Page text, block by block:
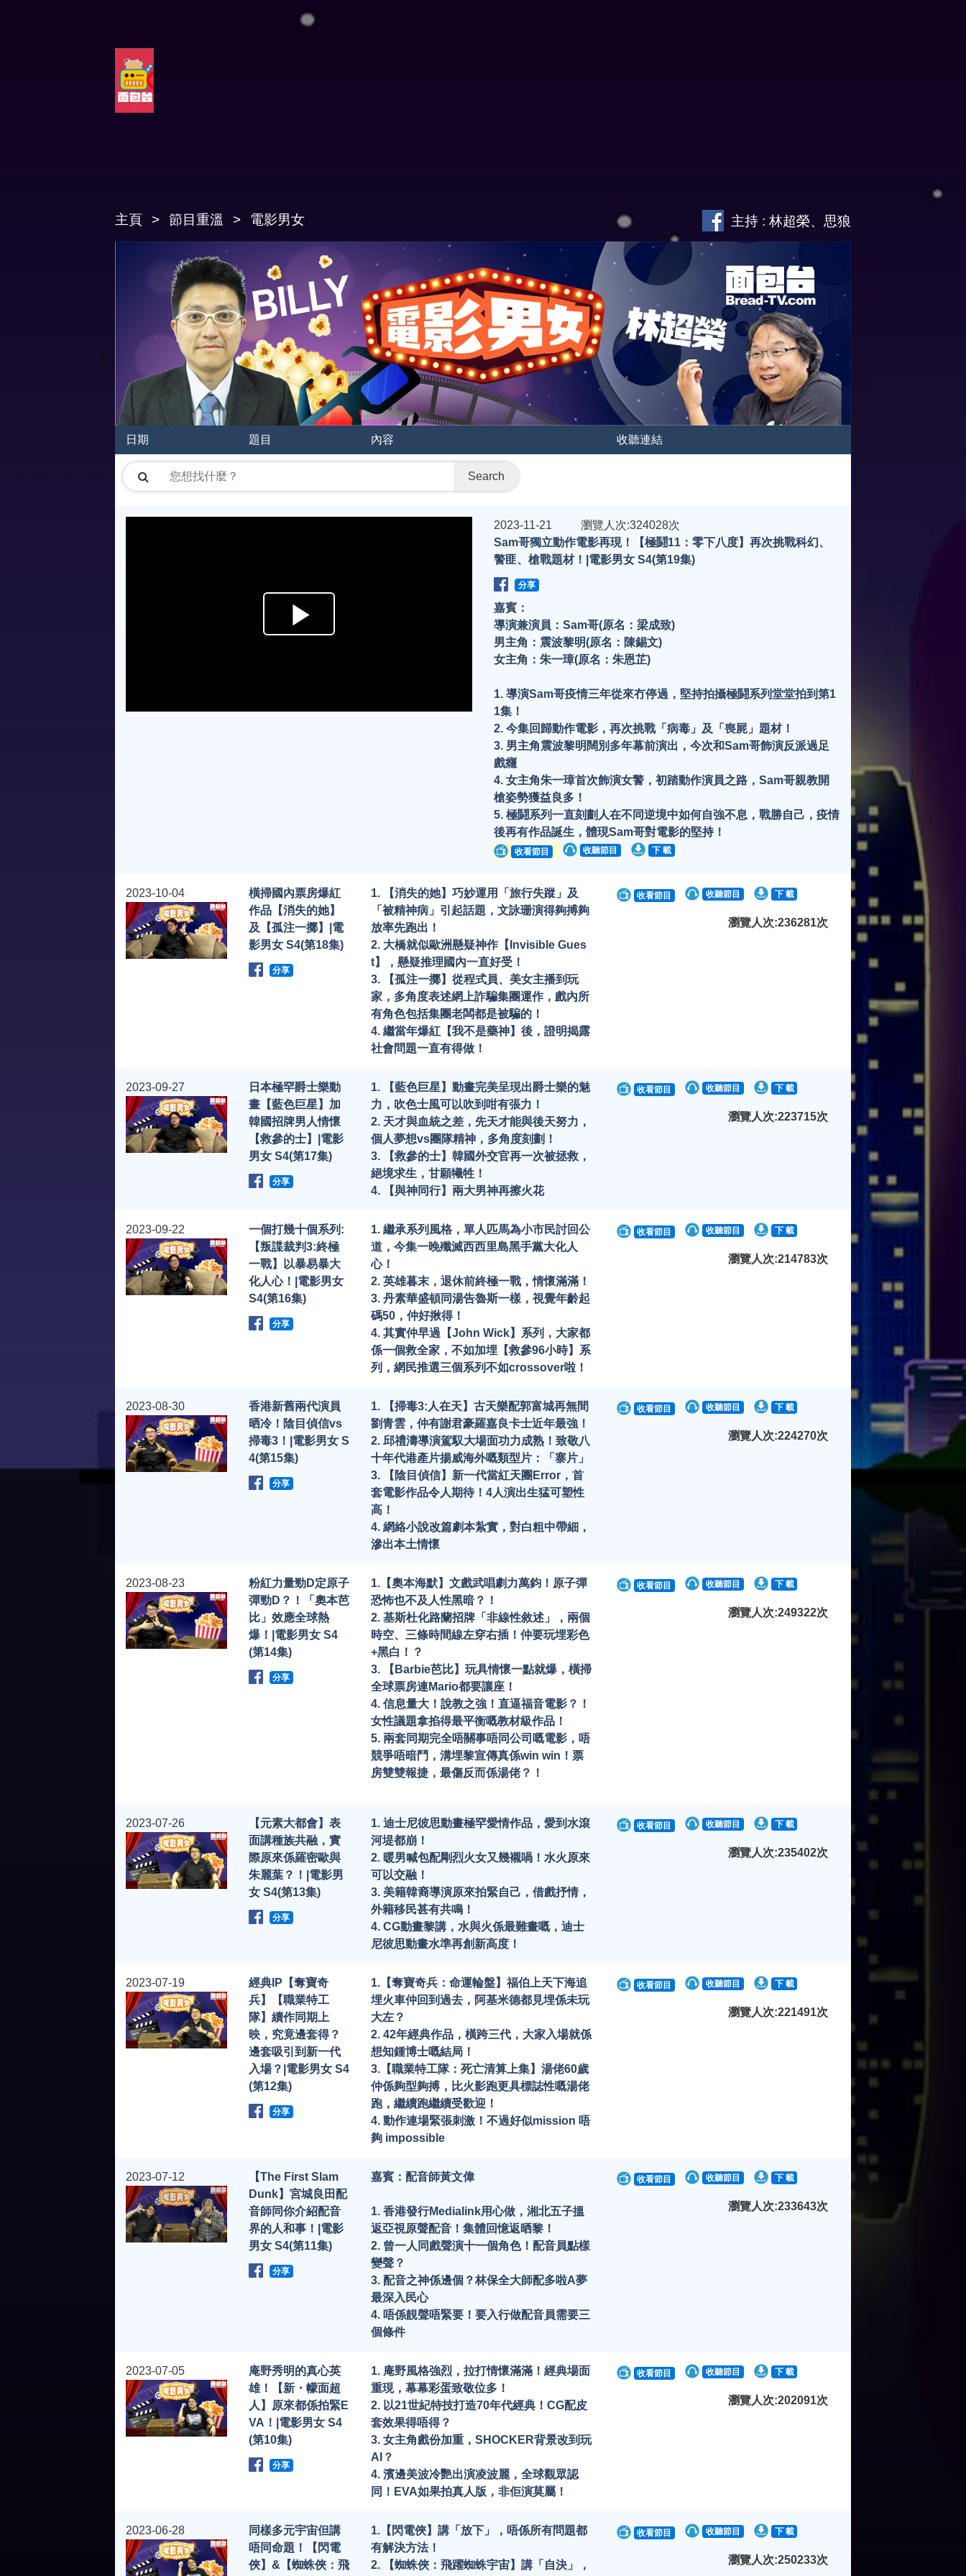
主頁 節目重溫 電影男女 主持 : 林超榮、思狼
日期 題目 內容 收聽連結
Search
e
2023-11-21
瀏覽人次:324028次
Sam哥獨立動作電影再現！【極鬪11：零下八度】再次挑戰科幻、
警匪、槍戰題材！|電影男女 S4(第19集)
分享
嘉賓：
導演兼演員：Sam哥(原名：梁成致)
男主角：震波黎明(原名：陳錫文)
女主角：朱一璋(原名：朱恩芷)
1. 導演Sam哥疫情三年從來冇停過，堅持拍攝極鬪系列堂堂拍到第1
1集！
2. 今集回歸動作電影，再次挑戰「病毒」及「喪屍」題材！
3. 男主角震波黎明闊別多年幕前演出，今次和Sam哥飾演反派過足
戲癮
4. 女主角朱一璋首次飾演女警，初踏動作演員之路，Sam哥親教開
槍姿勢獲益良多！
5. 極鬪系列一直刻劃人在不同逆境中如何自強不息，戰勝自己，疫情
後再有作品誕生，體現Sam哥對電影的堅持！
收看節目 收聽節目 下 載
2023-10-04
橫掃國內票房爆紅
作品【消失的她】
及【孤注一擲】|電
影男女 S4(第18集)
分享
1. 【消失的她】巧妙運用「旅行失蹤」及
「被精神病」引起話題，文詠珊演得夠搏夠
放率先跑出！
2. 大橋就似歐洲懸疑神作【Invisible Gues
t】，懸疑推理國內一直好受！
3. 【孤注一擲】從程式員、美女主播到玩
家，多角度表述網上詐騙集團運作，戲內所
有角色包括集團老闆都是被騙的！
4. 繼當年爆紅【我不是藥神】後，證明揭露
社會問題一直有得做！
收看節目 收聽節目 下 載
瀏覽人次:236281次
2023-09-27
日本極罕爵士樂動
畫【藍色巨星】加
韓國招牌男人情懷
【救參的士】|電影
男女 S4(第17集)
分享
1. 【藍色巨星】動畫完美呈現出爵士樂的魅
力，吹色士風可以吹到咁有張力！
2. 天才與血統之差，先天才能與後天努力，
個人夢想vs團隊精神，多角度刻劃！
3. 【救參的士】韓國外交官再一次被拯救，
絕境求生，甘願犧牲！
4. 【與神同行】兩大男神再擦火花
收看節目 收聽節目 下 載
瀏覽人次:223715次
2023-09-22
一個打幾十個系列:
【叛諜裁判3:終極
一戰】以暴易暴大
化人心！|電影男女
S4(第16集)
分享
1. 繼承系列風格，單人匹馬為小市民討回公
道，今集一晚殲滅西西里島黑手黨大化人
心！
2. 英雄暮末，退休前終極一戰，情懷滿滿！
3. 丹素華盛頓同湯告魯斯一樣，視覺年齡起
碼50，仲好揪得！
4. 其實仲早過【John Wick】系列，大家都
係一個救全家，不如加埋【救參96小時】系
列，網民推選三個系列不如crossover啦！
收看節目 收聽節目 下 載
瀏覽人次:214783次
2023-08-30
香港新舊兩代演員
晒冷！陰目偵信vs
掃毒3！|電影男女 S
4(第15集)
分享
1. 【掃毒3:人在天】古天樂配郭富城再無間
劉青雲，仲有謝君豪羅嘉良卡士近年最強！
2. 邱禮濤導演駕馭大場面功力成熟！致敬八
十年代港產片揚威海外嘅類型片：「寨片」
3. 【陰目偵信】新一代當紅天團Error，首
套電影作品令人期待！4人演出生猛可塑性
高！
4. 網絡小說改篇劇本紮實，對白粗中帶細，
滲出本土情懷
收看節目 收聽節目 下 載
瀏覽人次:224270次
2023-08-23
粉紅力量勁D定原子
彈勁D？！「奧本芭
比」效應全球熱
爆！|電影男女 S4
(第14集)
分享
1.【奧本海默】文戲武唱劇力萬鈞！原子彈
恐怖也不及人性黑暗？！
2. 基斯杜化路蘭招牌「非線性敘述」，兩個
時空、三條時間線左穿右插！仲要玩埋彩色
+黑白！？
3. 【Barbie芭比】玩具情懷一點就爆，橫掃
全球票房連Mario都要讓座！
4. 信息量大！說教之強！直逼福音電影？！
女性議題拿掐得最平衡嘅教材級作品！
5. 兩套同期完全唔關事唔同公司嘅電影，唔
競爭唔暗鬥，溝埋黎宣傳真係win win！票
房雙雙報捷，最傷反而係湯佬？！
收看節目 收聽節目 下 載
瀏覽人次:249322次
2023-07-26
【元素大都會】表
面講種族共融，實
際原來係羅密歐與
朱麗葉？！|電影男
女 S4(第13集)
分享
1. 迪士尼彼思動畫極罕愛情作品，愛到水滾
河堤都崩！
2. 暖男喊包配剛烈火女又幾襯喎！水火原來
可以交融！
3. 美籍韓裔導演原來拍緊自己，借戲抒情，
外籍移民甚有共鳴！
4. CG動畫黎講，水與火係最難畫嘅，迪士
尼彼思動畫水準再創新高度！
收看節目 收聽節目 下 載
瀏覽人次:235402次
2023-07-19
經典IP【奪寶奇
兵】【職業特工
隊】續作同期上
映，究竟邊套得？
邊套吸引到新一代
入場？|電影男女 S4
(第12集)
分享
1.【奪寶奇兵：命運輪盤】福伯上天下海追
埋火車仲回到過去，阿基米德都見埋係未玩
大左？
2. 42年經典作品，橫跨三代，大家入場就係
想知鍾博士嘅結局！
3.【職業特工隊：死亡清算上集】湯佬60歲
仲係夠型夠搏，比火影跑更具標誌性嘅湯佬
跑，繼續跑繼續受歡迎！
4. 動作連場緊張刺激！不過好似mission 唔
夠 impossible
收看節目 收聽節目 下 載
瀏覽人次:221491次
2023-07-12
【The First Slam
Dunk】宮城良田配
音師同你介紹配音
界的人和事！|電影
男女 S4(第11集)
分享
嘉賓：配音師黃文偉
1. 香港發行Medialink用心做，湘北五子搵
返亞視原聲配音！集體回憶返晒黎！
2. 曾一人同戲聲演十一個角色！配音員點樣
變聲？
3. 配音之神係邊個？林保全大師配多啦A夢
最深入民心
4. 唔係靚聲唔緊要！要入行做配音員需要三
個條件
收看節目 收聽節目 下 載
瀏覽人次:233643次
2023-07-05
庵野秀明的真心英
雄！【新・幪面超
人】原來都係拍緊E
VA！|電影男女 S4
(第10集)
分享
1. 庵野風格強烈，拉打情懷滿滿！經典場面
重現，幕幕彩蛋致敬位多！
2. 以21世紀特技打造70年代經典！CG配皮
套效果得唔得？
3. 女主角戲份加重，SHOCKER背景改到玩
AI？
4. 濱邊美波冷艷出演凌波麗，全球觀眾認
同！EVA如果拍真人版，非佢演莫屬！
收看節目 收聽節目 下 載
瀏覽人次:202091次
2023-06-28
同樣多元宇宙但講
唔同命題！【閃電
俠】&【蜘蛛俠：飛
1.【閃電俠】講「放下」，唔係所有問題都
有解決方法！
2. 【蜘蛛俠：飛躍蜘蛛宇宙】講「自決」，
收看節目 收聽節目 下 載
瀏覽人次:250233次